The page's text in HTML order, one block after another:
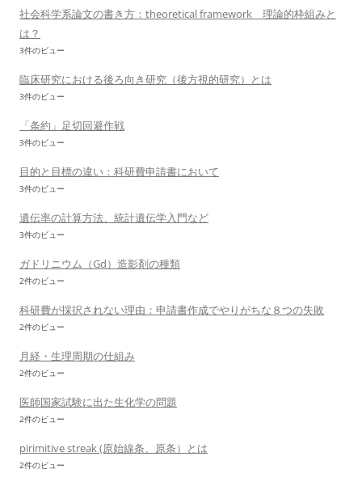
社会科学系論文の書き方：theoretical framework 理論的枠組みと
は？
3件のビュー
臨床研究における後ろ向き研究（後方視的研究）とは
3件のビュー
「条約」足切回避作戦
3件のビュー
目的と目標の違い：科研費申請書において
3件のビュー
遺伝率の計算方法、統計遺伝学入門など
3件のビュー
ガドリニウム（Gd）造影剤の種類
2件のビュー
科研費が採択されない理由：申請書作成でやりがちな８つの失敗
2件のビュー
月経・生理周期の仕組み
2件のビュー
医師国家試験に出た生化学の問題
2件のビュー
pirimitive streak (原始線条、原条）とは
2件のビュー